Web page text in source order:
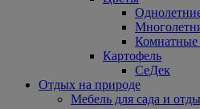
Комнатные
Картофель
СеДек
Отдых на природе
Мебель для сада и